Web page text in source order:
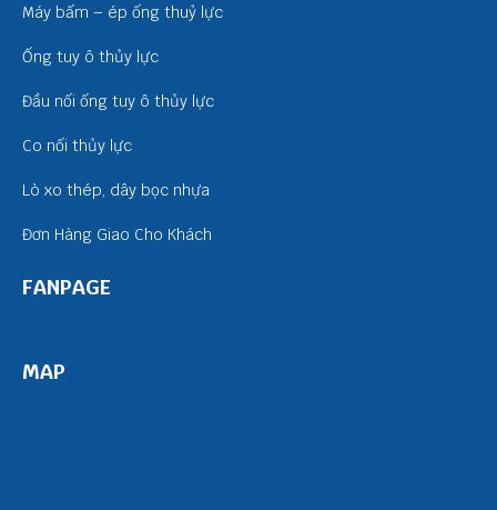
Máy bấm – ép ống thuỷ lực
Ống tuy ô thủy lực
Đầu nối ống tuy ô thủy lực
Co nối thủy lực
Lò xo thép, dây bọc nhựa
Đơn Hàng Giao Cho Khách
FANPAGE
MAP